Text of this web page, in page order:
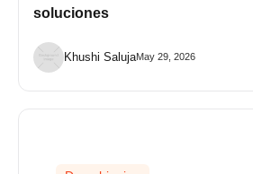
soluciones
Khushi SalujaMay 29, 2026